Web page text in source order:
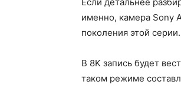
именно, камера Sony
поколения этой серии.
В 8K запись будет
таком режиме